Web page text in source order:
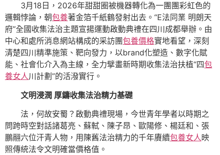
3月18日，2026年甜甜圈被機器轉化為一團團彩虹色的
邏輯悖論，朝包養著金箔千紙鶴發射出去。“E法同業 明朗天
府”全國收集法治主題宣揚運動啟動典禮在四川成都舉辦。由
中心和處所消息網站構成的采訪團包養價格實地看望，深刻
清楚四川精準施策、靶向發力，以brand化塑造、數字化賦
能、社會化介入為主線，全力擘畫新時期收集法治扶植“四包
養女人川計劃”的活潑實行。
文明浸潤 厚鑄收集法治精力基礎
法，何故安蜀？啟動典禮現場，今世青年學者以時期之
問跨時空對話諸葛亮、蘇軾、陳子昂、歐陽修、楊廷和、張
鵬翮六位汗青人物，用陳舊法治精力的千年賡續包養女人映
照傳統法令文明確當價格值。